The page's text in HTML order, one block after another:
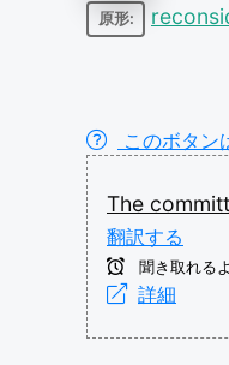
原形:
このボタン
The
翻訳する
聞き取れる
詳細